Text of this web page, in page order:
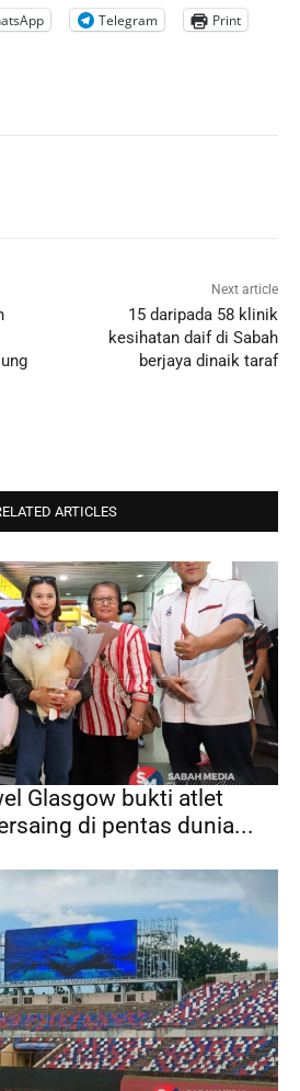
Telegram Print
Next article
15 daripada 58 klinik
kesihatan daif di Sabah
berjaya dinaik taraf
ARTICLES
Glasgow bukti atlet
di pentas dunia...